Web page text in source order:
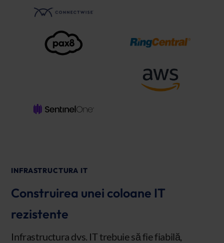
INFRASTRUCTURA IT
Construirea unei coloane IT
rezistente
Infrastructura dvs. IT trebuie să fie fiabilă,